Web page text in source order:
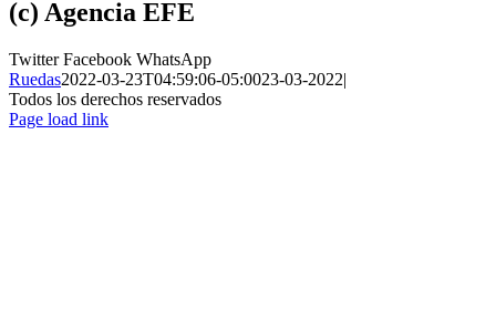
(c) Agencia EFE
TwitterFacebook WhatsApp
Ruedas2022-03-23T04:59:06-05:0023-03-2022|
Todos los derechos reservados
Page load link